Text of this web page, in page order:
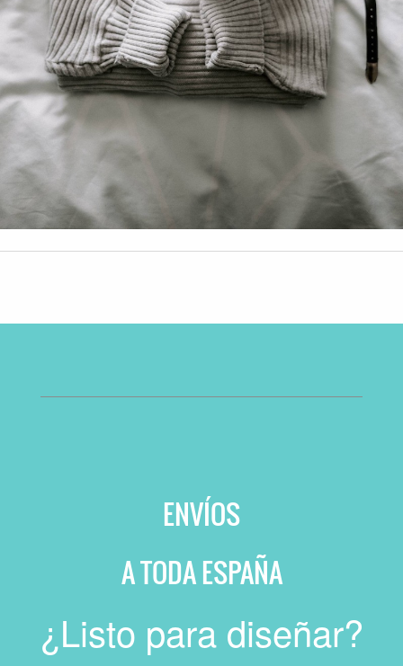
ENVÍOS
ATODA ESPAÑA
¿Listo para diseñar?